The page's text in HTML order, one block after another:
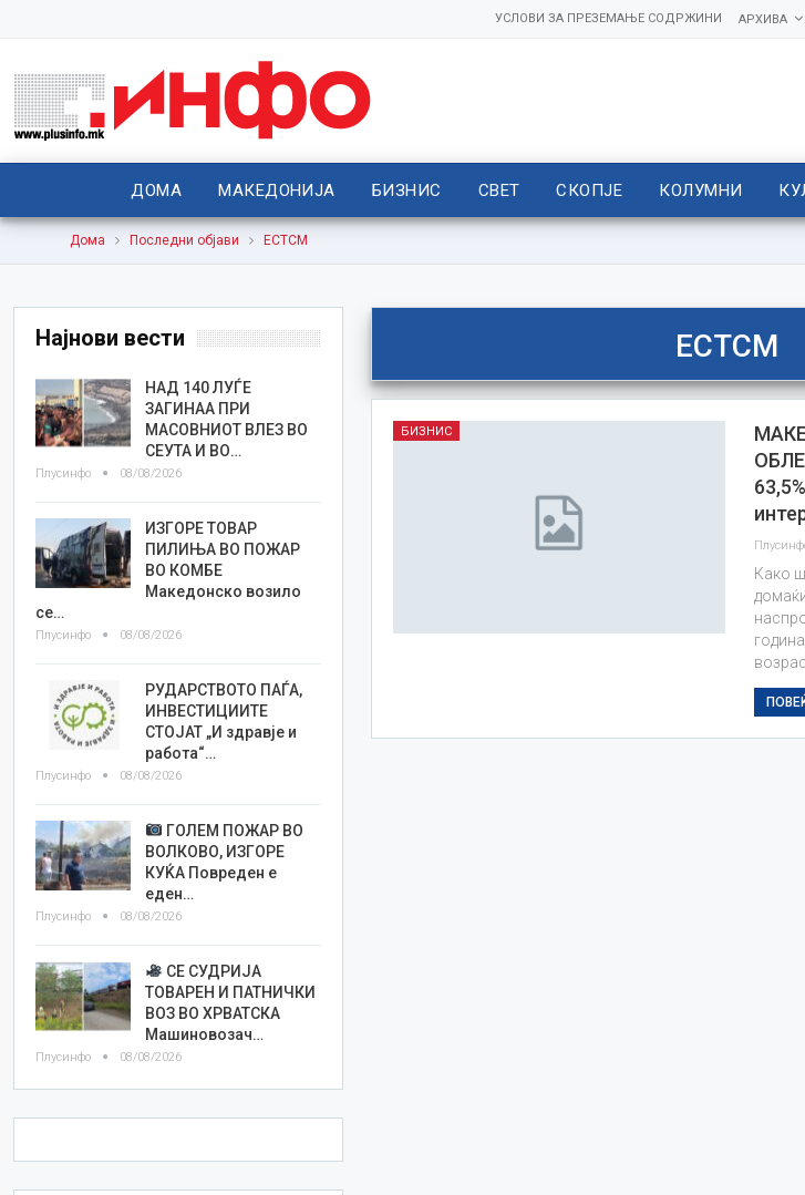
АРХИВА
УСЛОВИ ЗА ПРЕЗЕМАЊЕ СОДРЖИНИ
ДОМА МАКЕДОНИЈА БИЗНИС СВЕТ СКОПЈЕ КОЛУМНИ
Дома Последни објави ЕСТСМ
ЕСТСМ
БИЗНИС
Како
Најнови вести
НАД 140 ЛУЃЕ
ЗАГИНАА ПРИ
МАСОВНИОТ ВЛЕЗ ВО
СЕУТА И ВО…
Плусинфо 08/08/2026
ИЗГОРЕ ТОВАР
ПИЛИЊА ВО ПОЖАР
ВО КОМБЕ
Македонско возило
се…
Плусинфо 08/08/2026
РУДАРСТВОТО ПАЃА,
ИНВЕСТИЦИИТЕ
СТОЈАТ „И здравје и
работа“…
Плусинфо 08/08/2026
ГОЛЕМ ПОЖАР ВО
ВОЛКОВО, ИЗГОРЕ
КУЌА Повреден е
еден…
Плусинфо 08/08/2026
СЕ СУДРИЈА
ТОВАРЕН И ПАТНИЧКИ
ВОЗ ВО ХРВАТСКА
Машиновозач…
Плусинфо 08/08/2026